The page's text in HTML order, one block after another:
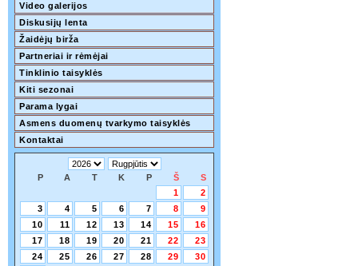
Video galerijos
Diskusijų lenta
Žaidėjų birža
Partneriai ir rėmėjai
Tinklinio taisyklės
Kiti sezonai
Parama lygai
Asmens duomenų tvarkymo taisyklės
Kontaktai
P A T K P Š
S
1
2
3
4 5 6 7 8
9
10
11 12 13 14 15
16
17
18 19 20 21 22
23
24
25 26 27 28 29
30